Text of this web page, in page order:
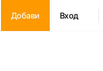
Добави Вход